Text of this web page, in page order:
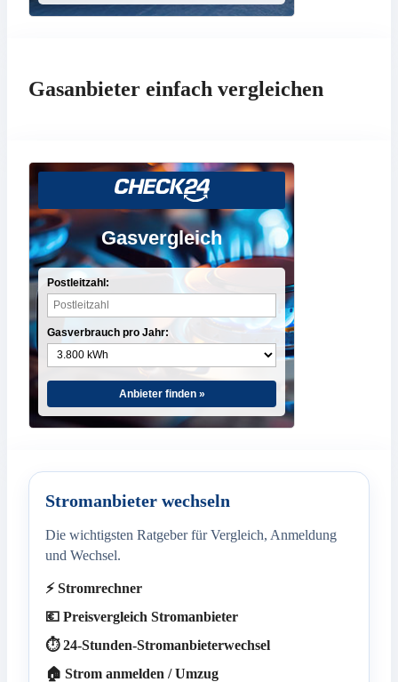
Gasanbieter einfach vergleichen
Gasvergleich
Postleitzahl:
Gasverbrauch pro Jahr:
Anbieter finden »
Stromanbieter wechseln
Die wichtigsten Ratgeber für Vergleich, Anmeldung
und Wechsel.
⚡ Stromrechner
💶 Preisvergleich Stromanbieter
⏱️ 24-Stunden-Stromanbieterwechsel
🏠 Strom anmelden / Umzug